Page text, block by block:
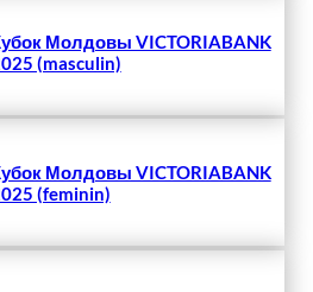
Молдовы VICTORIABANK
(masculin)
Молдовы VICTORIABANK
(feminin)